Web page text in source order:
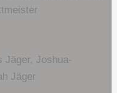
Jäger, Joshua-
Jäger